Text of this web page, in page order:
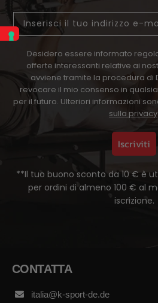
Email
Desidero essere informato
offerte interessanti relative ai
avviene tramite la procedura di
revocare il mio consenso in
per il futuro. Ulteriori informazioni
sulla privacy
Iscriviti
**Il tuo buono sconto da 10 € è
per ordini di almeno 100 € al
iscrizione.
CONTATTA
italia@k-sport-de.de